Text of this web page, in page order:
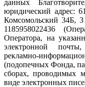
данных
юридический адрес:
Комсомольский 34Б,
1185958022436
Оператора, на
электронной
рекламно-
(подопечных Фонда,
сборах, проводимых
виде электронных